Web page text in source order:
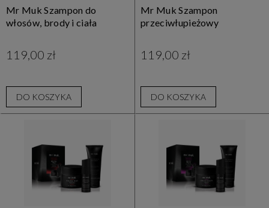
Mr Muk Szampon do
włosów, brody i ciała
119,00 zł
DO KOSZYKA
Mr Muk Szampon
przeciwłupieżowy
119,00 zł
DO KOSZYKA